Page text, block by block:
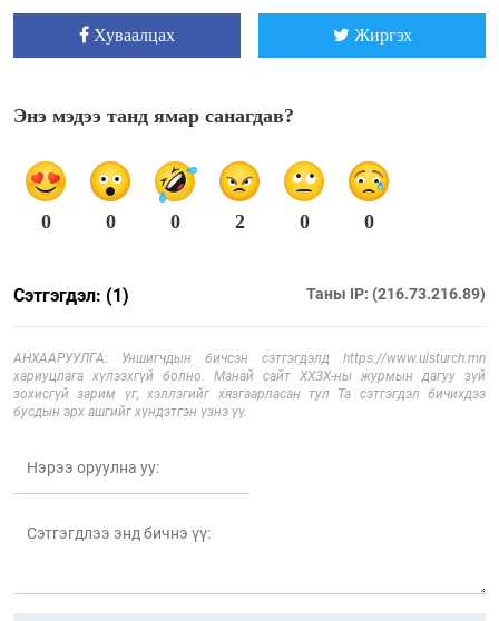
Хуваалцах Жиргэх
Энэ мэдээ танд ямар санагдав?
0 0 0 2 0 0
Сэтгэгдэл: (1) Таны IP: (216.73.216.89)
АНХААРУУЛГА: Уншигчдын бичсэн сэтгэгдэлд https://www.ulsturch.mn
хариуцлага хүлээхгүй болно. Манай сайт ХХЗХ-ны журмын дагуу зүй
зохисгүй зарим үг, хэллэгийг хязгаарласан тул Та сэтгэгдэл бичихдээ
бусдын эрх ашгийг хүндэтгэн үзнэ үү.